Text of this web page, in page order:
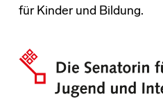
für Kinder und Bildung.